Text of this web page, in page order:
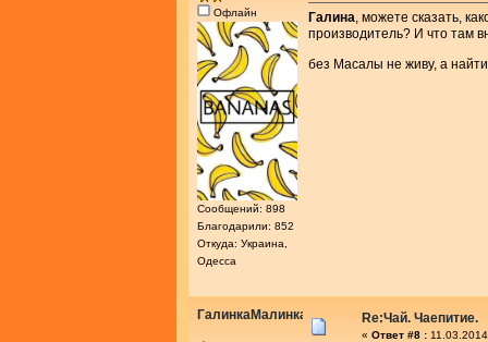
Офлайн
Сообщений: 898
Благодарили: 852
Откуда: Украина,
Одесса
Галина , можете сказать,
производитель? И что там
без Масалы не живу, а
ГалинкаМалинка Re:Чай. Чаепитие.
« Ответ #8 :